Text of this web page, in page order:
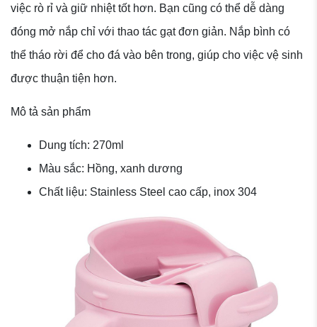
việc rò rỉ và giữ nhiệt tốt hơn. Bạn cũng có thể dễ dàng
đóng mở nắp chỉ với thao tác gạt đơn giản. Nắp bình có
thể tháo rời để cho đá vào bên trong, giúp cho việc vệ sinh
được thuận tiện hơn.
Mô tả sản phẩm
Dung tích: 270ml
Màu sắc: Hồng, xanh dương
Chất liệu: Stainless Steel cao cấp, inox 304